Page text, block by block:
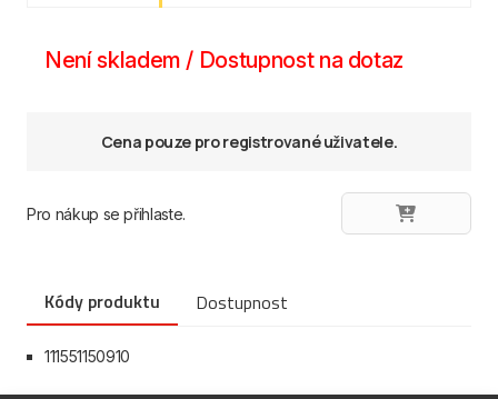
Není skladem / Dostupnost na dotaz
Cena pouze pro registrované uživatele.
Pro nákup se přihlaste.
Kódy produktu Dostupnost
111551150910